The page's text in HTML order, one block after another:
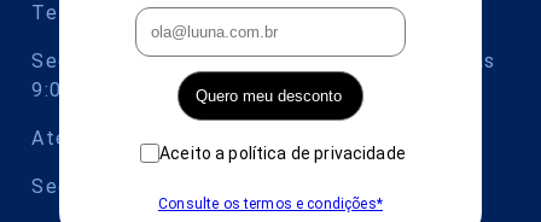
Televendas:
Segunda à sexta das 9:00 às 22:00, sábado das
9:00 às 21:00 e domingo das 9:00 às 18:00.
Atendimento ao cliente (SAC):
Segunda à sábado das 9:00 às 18:00.
Quero meu desconto
Aceito a política de privacidade
Consulte os termos e condições*